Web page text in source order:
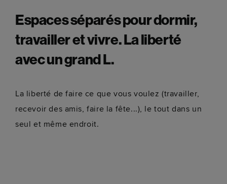
Espaces séparés pour dormir,
travailler et vivre. La liberté
avec un grand L.
La liberté de faire ce que vous voulez (travailler,
recevoir des amis, faire la fête...), le tout dans un
seul et même endroit.